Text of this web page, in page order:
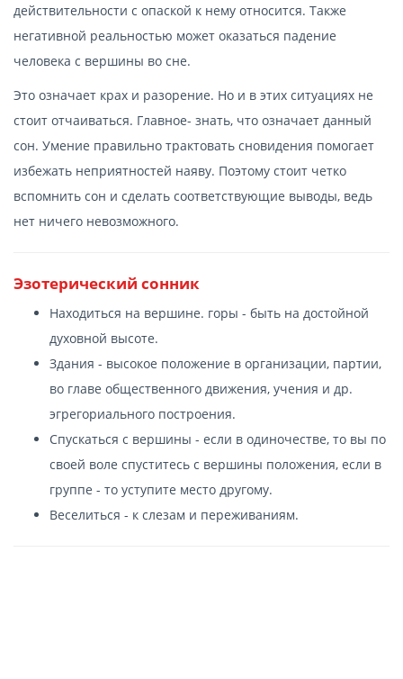
действительности с опаской к нему относится. Также
негативной реальностью может оказаться падение
человека с вершины во сне.
Это означает крах и разорение. Но и в этих ситуациях не
стоит отчаиваться. Главное- знать, что означает данный
сон. Умение правильно трактовать сновидения помогает
избежать неприятностей наяву. Поэтому стоит четко
вспомнить сон и сделать соответствующие выводы, ведь
нет ничего невозможного.
Эзотерический сонник
Находиться на вершине. горы - быть на достойной
духовной высоте.
Здания - высокое положение в организации, партии,
во главе общественного движения, учения и др.
эгрегориального построения.
Спускаться с вершины - если в одиночестве, то вы по
своей воле спуститесь с вершины положения, если в
группе - то уступите место другому.
Веселиться - к слезам и переживаниям.